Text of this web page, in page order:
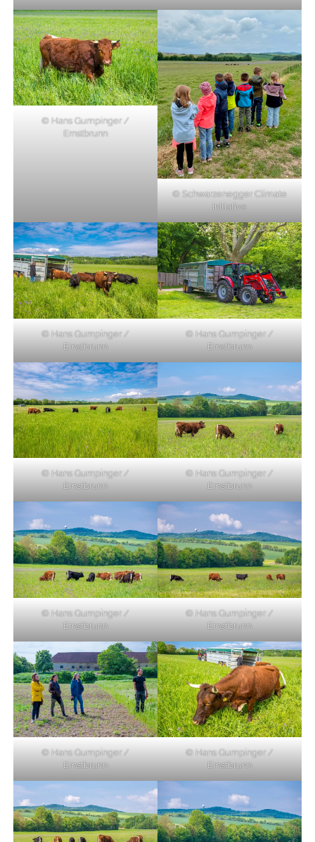
© Hans Gumpinger /
Ernstbrunn
© Schwarzenegger Climate
Initiative
© Hans Gumpinger /
Ernstbrunn
© Hans Gumpinger /
Ernstbrunn
© Hans Gumpinger /
Ernstbrunn
© Hans Gumpinger /
Ernstbrunn
© Hans Gumpinger /
Ernstbrunn
© Hans Gumpinger /
Ernstbrunn
© Hans Gumpinger /
Ernstbrunn
© Hans Gumpinger /
Ernstbrunn